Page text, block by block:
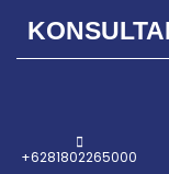
Lompat
+6281802265000